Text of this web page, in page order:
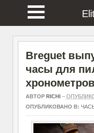
Breguet
часы для
АВТОР RICHI–
ОПУБЛИКОВАНО В: